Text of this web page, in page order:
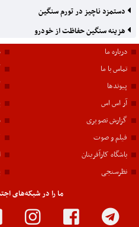
دستمزد ناچیز در تورم سنگین
هزینه سنگین حفاظت از خودرو
درباره ما
تماس با ما
پیوندها
آر اس اس
گزارش تصویری
فیلم و صوت
باشگاه کارآفرینان
نظرسنجی
ما را در شبکه‌های